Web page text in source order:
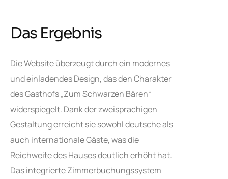
Das Ergebnis
Die Website überzeugt durch ein modernes
und einladendes Design, das den Charakter
des Gasthofs „Zum Schwarzen Bären“
widerspiegelt. Dank der zweisprachigen
Gestaltung erreicht sie sowohl deutsche als
auch internationale Gäste, was die
Reichweite des Hauses deutlich erhöht hat.
Das integrierte Zimmerbuchungssystem